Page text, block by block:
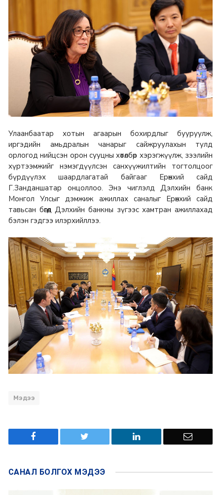
Улаанбаатар хотын агаарын бохирдлыг бууруулж,
иргэдийн амьдралын чанарыг сайжруулахын тулд
орлогод нийцсэн орон сууцны хөтөлбөр хэрэгжүүлж, зээлийн
хүртээмжийг нэмэгдүүлсэн санхүүжилтийн тогтолцоог
бүрдүүлэх шаардлагатай байгааг Ерөнхий сайд
Г.Занданшатар онцоллоо. Энэ чиглэлд Дэлхийн банк
Монгол Улсыг дэмжиж ажиллах саналыг Ерөнхий сайд
тавьсан бөгөөд Дэлхийн банкны зүгээс хамтран ажиллахад
бэлэн гэдгээ илэрхийллээ.
Мэдээ
САНАЛ БОЛГОХ МЭДЭЭ